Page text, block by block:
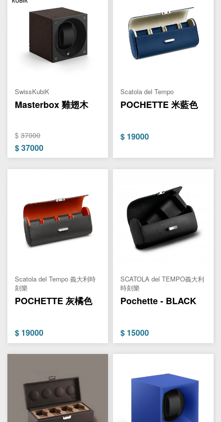
SwissKubiK
Masterbox 雞翅木
$ 37000
$37000
Scatola del Tempo
POCHETTE 米藍色
$ 19000
Scatola del Tempo 義大利時
刻樂
POCHETTE 灰橘色
$ 19000
SCATOLA del TEMPO義大利
時刻樂
Pochette - BLACK
$ 15000